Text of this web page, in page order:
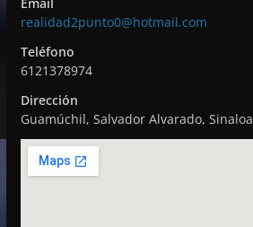
v
d
e
o
realidad2punto0@hotmail.com
Teléfono
6121378974
Dirección
Guamúchil, Salvador Alvarado, Sinaloa